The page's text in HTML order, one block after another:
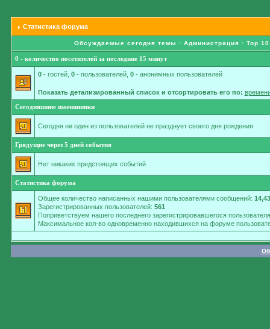
Статистика форума
Обсуждаемые сегодня темы · Администрация · Top
0 - количество посетителей за последние 15 минут
0- гостей, 0- пользователей, 0- анонимных пользователей
Показать детализированный список и отсортировать его по:
Сегодняшние именинники
Сегодня ни один из пользователей не празднует своего дня рождения
Грядущие через 5 дней события
Нет никаких предстоящих событий
Статистика форума
Общее количество написанных нашими пользователями сообщений:
Зарегистрированных пользователей: 561
Поприветствуем нашего последнего зарегистрировавшегося
Максимальное кол-во одновременно находившихся на форуме